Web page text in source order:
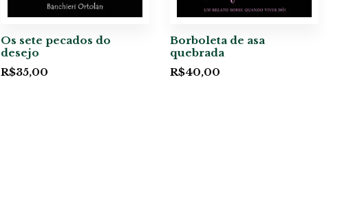
Os sete pecados do
desejo
R$35,00
Borboleta de asa
quebrada
R$40,00